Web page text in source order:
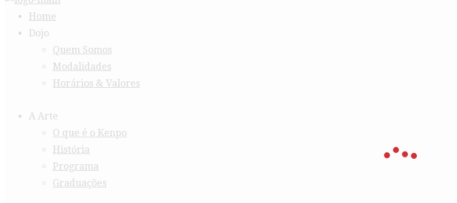
Home
Dojo
Quem Somos
Modalidades
Horários & Valores
A Arte
O que é o Kenpo
História
Programa
Graduações